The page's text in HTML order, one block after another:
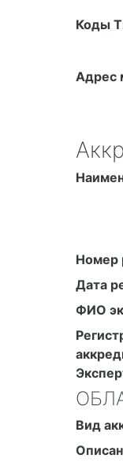
Коды
Адрес
Номер
Дата
ФИО
Вид